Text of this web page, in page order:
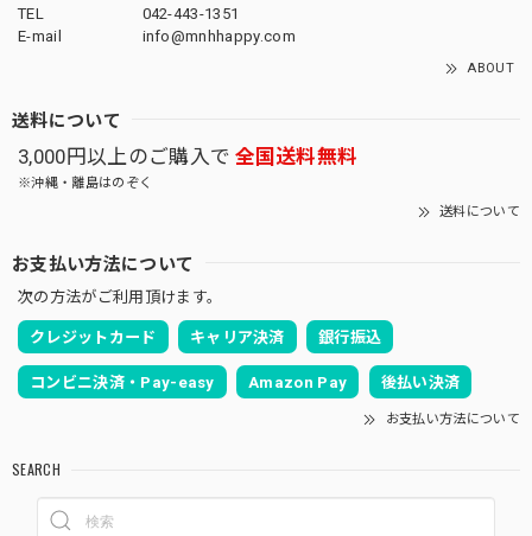
TEL
042-443-1351
E-mail
info@mnhhappy.com
ABOUT
送料について
3,000円以上のご購入で 全国送料無料
※沖縄・離島はのぞく
送料について
お支払い方法について
次の方法がご利用頂けます。
クレジットカード キャリア決済 銀行振込
コンビニ決済・Pay-easy Amazon Pay 後払い決済
お支払い方法について
SEARCH